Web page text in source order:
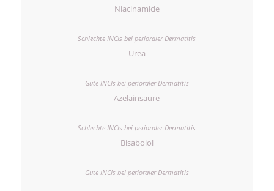
Niacinamide
Urea
Azelainsäure
Bisabolol